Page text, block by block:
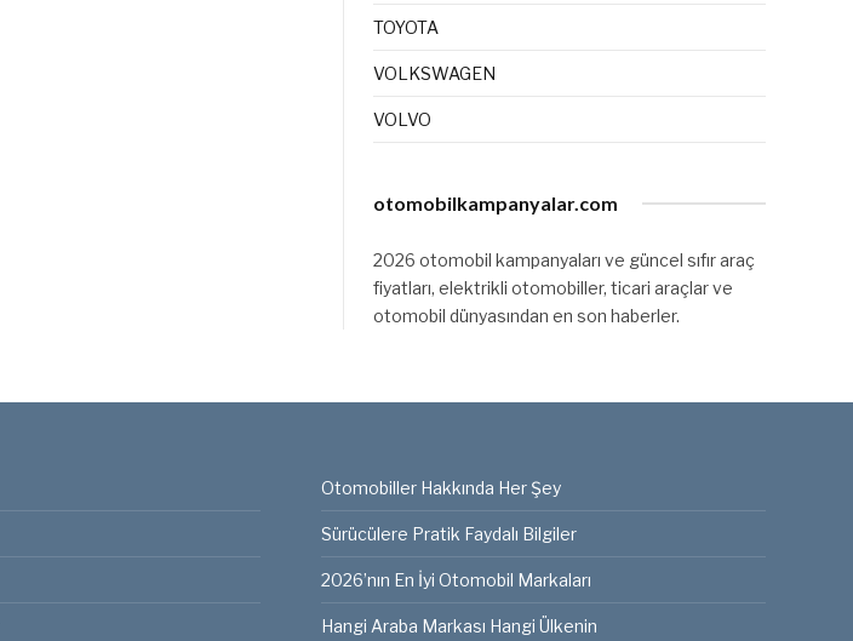
TOYOTA
VOLKSWAGEN
VOLVO
otomobilkampanyalar.com
2026 otomobil kampanyaları ve güncel sıfır araç
fiyatları, elektrikli otomobiller, ticari araçlar ve
otomobil dünyasından en son haberler.
Otomobiller Hakkında Her Şey
Sürücülere Pratik Faydalı Bilgiler
2026’nın En İyi Otomobil Markaları
Hangi Araba Markası Hangi Ülkenin